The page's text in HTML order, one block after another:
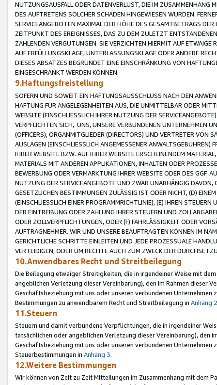
NUTZUNGSAUSFALL ODER DATENVERLUST, DIE IM ZUSAMMENHANG
DES AUFTRETENS SOLCHER SCHÄDEN HINGEWIESEN WURDEN.
SERVICEANGEBOTEN MAXIMAL DER HÖHE DES GESAMTBETRAGS
ZEITPUNKT DES EREIGNISSES, DAS ZU DEM ZULETZT
ZAHLENDEN VERGÜTUNGEN. SIE VERZICHTEN HIERMIT AUF
AUF ERFÜLLUNGSKLAGE, UNTERLASSUNGSKLAGE ODER ANDERE
DIESES ABSATZES BEGRÜNDET EINE EINSCHRÄNKUNG VON
EINGESCHRÄNKT WERDEN KÖNNEN.
9.Haftungsfreistellung
SOFERN UND SOWEIT EIN HAFTUNGSAUSSCHLUSS NACH DEN
HAFTUNG FÜR ANGELEGENHEITEN AUS, DIE UNMITTELBAR ODER
WEBSITE (EINSCHLIESSLICH IHRER NUTZUNG DER
VERPFLICHTEN SICH, UNS, UNSERE VERBUNDENEN UNTERNEHMEN
(OFFICERS), ORGANMITGLIEDER (DIRECTORS) UND VERTRETER VON
AUSLAGEN (EINSCHLIESSLICH ANGEMESSENER
IHRER WEBSITE BZW. AUF IHRER WEBSITE ERSCHEINENDEM
MATERIALS MIT ANDEREN APPLIKATIONEN, INHALTEN ODER
BEWERBUNG ODER VERMARKTUNG IHRER WEBSITE ODER DES GGF.
NUTZUNG DER SERVICEANGEBOTE UND ZWAR UNABHÄNGIG
GESETZLICHEN BESTIMMUNGEN ZULÄSSIG IST ODER NICHT, (D)
(EINSCHLIESSLICH EINER PROGRAMMRICHTLINIE), (E) IHREN
DER EINTREIBUNG ODER ZAHLUNG IHRER STEUERN UND
ODER ZOLLVERPFLICHTUNGEN, ODER (F) FAHRLÄSSIGKEIT ODER
AUFTRAGNEHMER. WIR UND UNSERE BEAUFTRAGTEN KÖNNEN IM
GERICHTLICHE SCHRITTE EINLEITEN UND JEDE PROZESSUALE
VERTEIDIGEN, ODER UM RECHTE AUCH ZUM ZWECK DER
10.Anwendbares Recht und Streitbeilegung
Die Beilegung etwaiger Streitigkeiten, die in irgendeiner Weise mit
angeblichen Verletzung dieser Vereinbarung), den im Rahmen dieser
Geschäftsbeziehung mit uns oder unseren verbundenen
Bestimmungen zu anwendbarem Recht und Streitbeilegung in Anhang 2
11.Steuern
Steuern und damit verbundene Verpflichtungen, die in irgendeiner
tatsächlichen oder angeblichen Verletzung dieser Vereinbarung), den
Geschäftsbeziehung mit uns oder unseren verbundenen
Steuerbestimmungen in Anhang 3.
12.Weitere Bestimmungen
Wir können von Zeit zu Zeit Mitteilungen im Zusammenhang mit dem